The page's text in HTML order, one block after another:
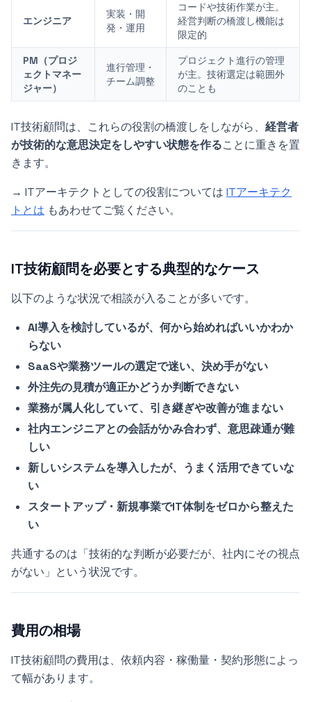
エンジニア
実装・開
発・運用
コードや技術作業が主。
経営判断の橋渡し機能は
限定的
PM（プロジ
ェクトマネー
ジャー）
進行管理・
チーム調整
プロジェクト進行の管理
が主。技術選定は範囲外
のことも
IT技術顧問は、これらの役割の橋渡しをしながら、 経営者
が技術的な意思決定をしやすい状態を作ることに重きを置
きます。
→ ITアーキテクトとしての役割については ITアーキテク
トとは もあわせてご覧ください。
IT技術顧問を必要とする典型的なケース
以下のような状況で相談が入ることが多いです。
AI導入を検討しているが、何から始めればいいかわか
らない
SaaSや業務ツールの選定で迷い、決め手がない
外注先の見積が適正かどうか判断できない
業務が属人化していて、引き継ぎや改善が進まない
社内エンジニアとの会話がかみ合わず、意思疎通が難
しい
新しいシステムを導入したが、うまく活用できていな
い
スタートアップ・新規事業でIT体制をゼロから整えた
い
共通するのは「技術的な判断が必要だが、社内にその視点
がない」という状況です。
費用の相場
IT技術顧問の費用は、依頼内容・稼働量・契約形態によっ
て幅があります。